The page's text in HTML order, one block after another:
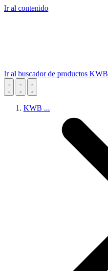
Ir al contenido
Ir al buscador de productos KWB
KWB ...